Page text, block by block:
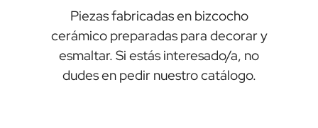
Piezas fabricadas en bizcocho
cerámico preparadas para decorar y
esmaltar. Si estás interesado/a, no
dudes en pedir nuestro catálogo.